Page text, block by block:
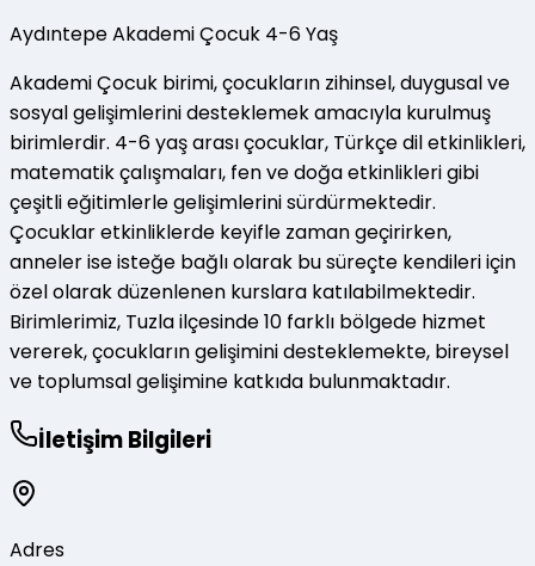
Aydıntepe Akademi Çocuk 4-6 Yaş
Akademi Çocuk birimi, çocukların zihinsel, duygusal ve
sosyal gelişimlerini desteklemek amacıyla kurulmuş
birimlerdir. 4-6 yaş arası çocuklar, Türkçe dil etkinlikleri,
matematik çalışmaları, fen ve doğa etkinlikleri gibi
çeşitli eğitimlerle gelişimlerini sürdürmektedir.
Çocuklar etkinliklerde keyifle zaman geçirirken,
anneler ise isteğe bağlı olarak bu süreçte kendileri için
özel olarak düzenlenen kurslara katılabilmektedir.
Birimlerimiz, Tuzla ilçesinde 10 farklı bölgede hizmet
vererek, çocukların gelişimini desteklemekte, bireysel
ve toplumsal gelişimine katkıda bulunmaktadır.
İletişim Bilgileri
Adres